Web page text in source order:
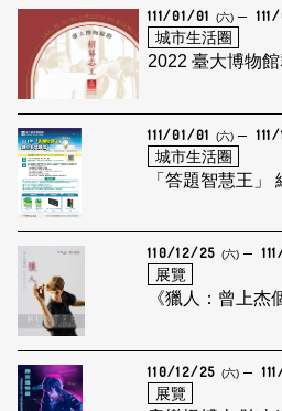
111/01/01 (六)
城市生活圈
2022 臺大博物
111/01/01 (六)
城市生活圈
「答題智慧王」
110/12/25 (六)
展覽
《獵人：曾上杰
110/12/25 (六)
展覽